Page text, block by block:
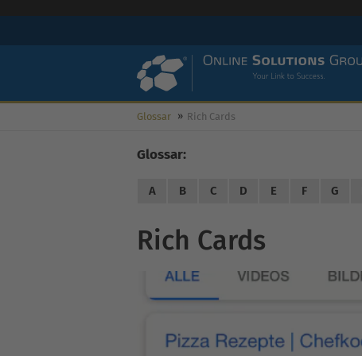
Glossar Rich Cards
Glossar:
A B C D E F G
Rich Cards